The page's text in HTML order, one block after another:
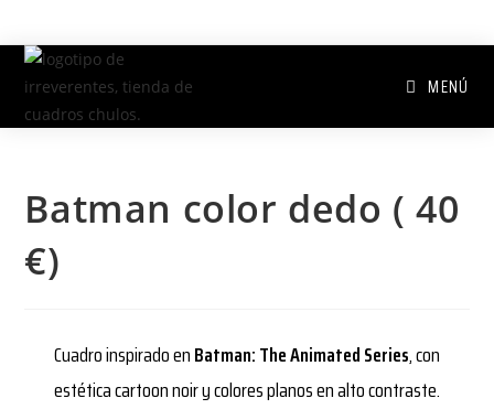
MENÚ
Batman color dedo ( 40
€)
Cuadro inspirado enBatman: The Animated Series, con
estética cartoon noir y colores planos en alto contraste.